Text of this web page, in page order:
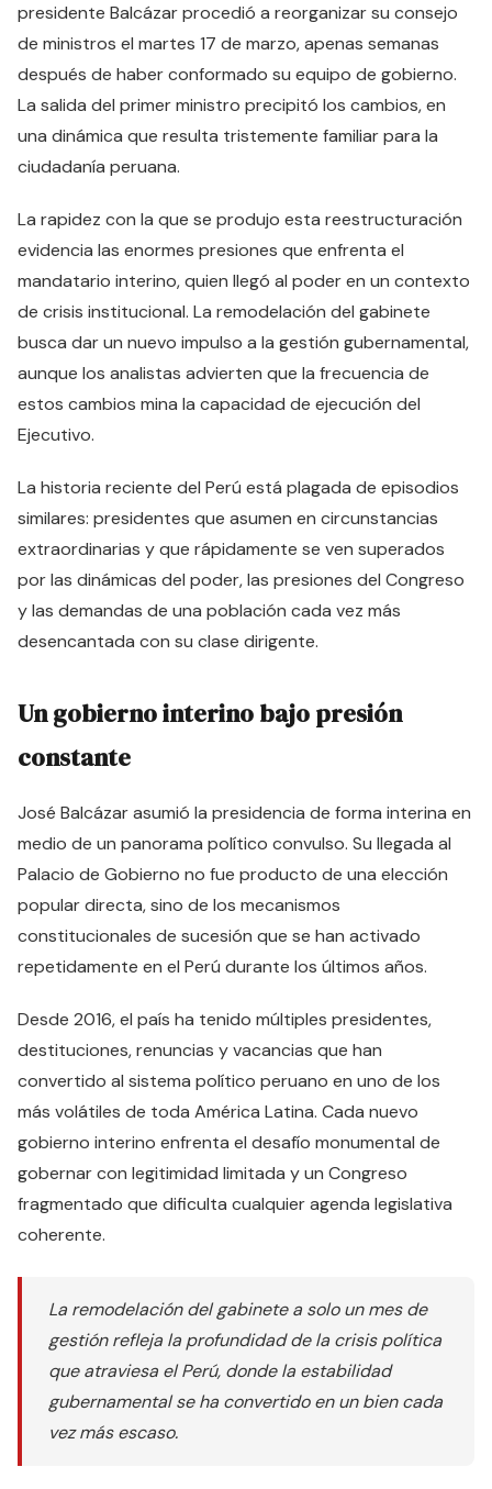
presidente Balcázar procedió a reorganizar su consejo
de ministros el martes 17 de marzo, apenas semanas
después de haber conformado su equipo de gobierno.
La salida del primer ministro precipitó los cambios, en
una dinámica que resulta tristemente familiar para la
ciudadanía peruana.
La rapidez con la que se produjo esta reestructuración
evidencia las enormes presiones que enfrenta el
mandatario interino, quien llegó al poder en un contexto
de crisis institucional. La remodelación del gabinete
busca dar un nuevo impulso a la gestión gubernamental,
aunque los analistas advierten que la frecuencia de
estos cambios mina la capacidad de ejecución del
Ejecutivo.
La historia reciente del Perú está plagada de episodios
similares: presidentes que asumen en circunstancias
extraordinarias y que rápidamente se ven superados
por las dinámicas del poder, las presiones del Congreso
y las demandas de una población cada vez más
desencantada con su clase dirigente.
Un gobierno interino bajo presión
constante
José Balcázar asumió la presidencia de forma interina en
medio de un panorama político convulso. Su llegada al
Palacio de Gobierno no fue producto de una elección
popular directa, sino de los mecanismos
constitucionales de sucesión que se han activado
repetidamente en el Perú durante los últimos años.
Desde 2016, el país ha tenido múltiples presidentes,
destituciones, renuncias y vacancias que han
convertido al sistema político peruano en uno de los
más volátiles de toda América Latina. Cada nuevo
gobierno interino enfrenta el desafío monumental de
gobernar con legitimidad limitada y un Congreso
fragmentado que dificulta cualquier agenda legislativa
coherente.
La remodelación del gabinete a solo un mes de
gestión refleja la profundidad de la crisis política
que atraviesa el Perú, donde la estabilidad
gubernamental se ha convertido en un bien cada
vez más escaso.